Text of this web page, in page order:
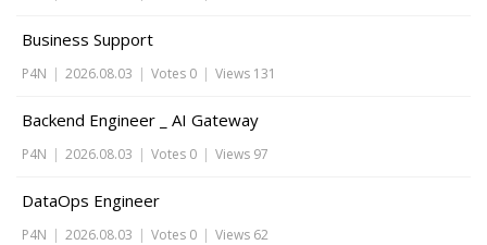
Business Support
P4N | 2026.08.03 | Votes 0 | Views 131
Backend Engineer _ AI Gateway
P4N | 2026.08.03 | Votes 0 | Views 97
DataOps Engineer
P4N | 2026.08.03 | Votes 0 | Views 62